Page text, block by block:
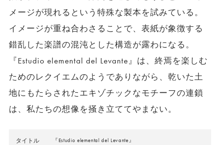
メージが現れるという特殊な製本を試みている。
イメージが重ね合わさることで、表紙が象徴する
錯乱した楽譜の混沌とした構造が露わになる。
『Estudio elemental del Levante』は、終焉を楽しむ
ためのレクイエムのようでありながら、乾いた土
地にもたらされたエキゾチックなモチーフの連鎖
は、私たちの想像を掻き立ててやまない。
タイトル 『Estudio elemental del Levante』